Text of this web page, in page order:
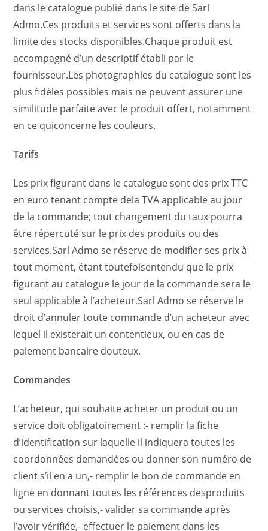
dans le catalogue publié dans le site de Sarl
Admo.Ces produits et services sont offerts dans la
limite des stocks disponibles.Chaque produit est
accompagné d’un descriptif établi par le
fournisseur.Les photographies du catalogue sont les
plus fidèles possibles mais ne peuvent assurer une
similitude parfaite avec le produit offert, notamment
en ce quiconcerne les couleurs.
Tarifs
Les prix figurant dans le catalogue sont des prix TTC
en euro tenant compte dela TVA applicable au jour
de la commande; tout changement du taux pourra
être répercuté sur le prix des produits ou des
services.Sarl Admo se réserve de modifier ses prix à
tout moment, étant toutefoisentendu que le prix
figurant au catalogue le jour de la commande sera le
seul applicable à l’acheteur.Sarl Admo se réserve le
droit d’annuler toute commande d’un acheteur avec
lequel il existerait un contentieux, ou en cas de
paiement bancaire douteux.
Commandes
L’acheteur, qui souhaite acheter un produit ou un
service doit obligatoirement :- remplir la fiche
d’identification sur laquelle il indiquera toutes les
coordonnées demandées ou donner son numéro de
client s’il en a un,- remplir le bon de commande en
ligne en donnant toutes les références desproduits
ou services choisis,- valider sa commande après
l’avoir vérifiée,- effectuer le paiement dans les